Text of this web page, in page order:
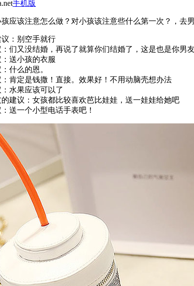
手机版
应该注意怎么做？对小孩该注意些什么第一次？，去
： 别空手就行
们又没结婚，再说了就算你们结婚了，这是也是你男
送小孩的衣服
什么的恩。
肯定是钱撒！直接。效果好！不用动脑壳想办法
水果应该可以了
建议： 女孩都比较喜欢芭比娃娃，送一娃娃给她吧
送一个小型电话手表吧！